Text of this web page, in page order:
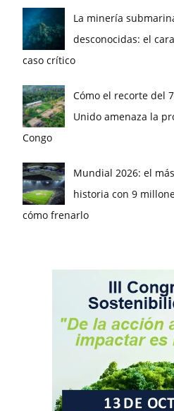
La minería
desconocidas: el
caso crítico
Cómo el recorte del
Unido amenaza la
Congo
Mundial 2026: el
historia con 9
cómo frenarlo